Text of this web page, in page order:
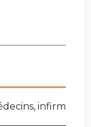
infirmiers)